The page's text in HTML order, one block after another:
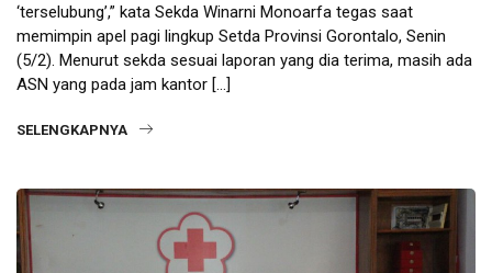
‘terselubung’,” kata Sekda Winarni Monoarfa tegas saat
memimpin apel pagi lingkup Setda Provinsi Gorontalo, Senin
(5/2). Menurut sekda sesuai laporan yang dia terima, masih ada
ASN yang pada jam kantor […]
SELENGKAPNYA